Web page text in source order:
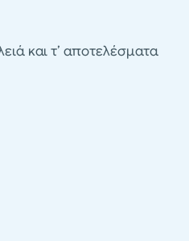
και τ’ αποτελέσματα